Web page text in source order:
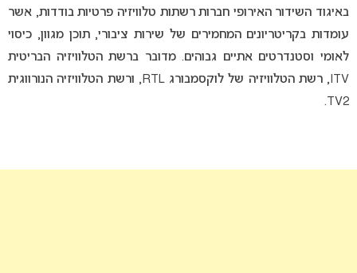
באיגוד השידור האירופי חברות רשתות טלוויזיה פרטיות בודדות, אשר
עומדות בקריטריונים המחמירים של שירות ציבורי, תוכן מגוון, כיסוי
לאומי וסטנדרטים אתיים גבוהים. מדובר ברשת הטלוויזיה הבריטית
ITV, רשת הטלוויזיה של לוקסמבורג RTL, ורשת הטלוויזיה הנורווגית
TV2.